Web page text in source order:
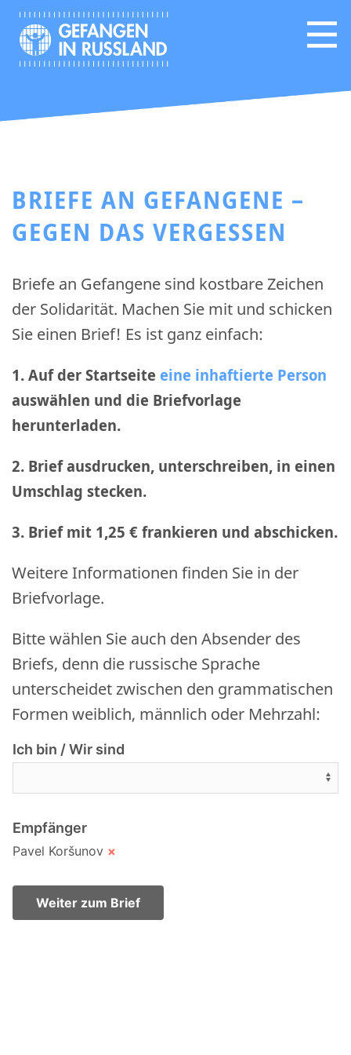
BRIEFE AN GEFANGENE –
GEGEN DAS VERGESSEN
Briefe an Gefangene sind kostbare Zeichen
der Solidarität. Machen Sie mit und schicken
Sie einen Brief! Es ist ganz einfach:
1. Auf der Startseite eine inhaftierte Person
auswählen und die Briefvorlage
herunterladen.
2. Brief ausdrucken, unterschreiben, in einen
Umschlag stecken.
3. Brief mit 1,25 € frankieren und abschicken.
Weitere Informationen finden Sie in der
Briefvorlage.
Bitte wählen Sie auch den Absender des
Briefs, denn die russische Sprache
unterscheidet zwischen den grammatischen
Formen weiblich, männlich oder Mehrzahl:
Ich bin / Wir sind
Empfänger
Pavel Koršunov ×
Weiter zum Brief